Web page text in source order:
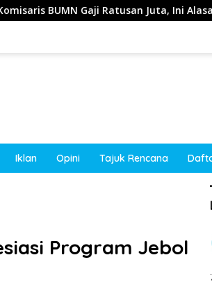
Juta, Ini Alasan Pengasuh Amanatul
Iklan Opini Tajuk Rencana
Program Jebol